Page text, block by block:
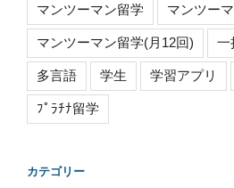
マンツーマン留学 マンツー
マンツーマン留学(月12回) 一
多言語 学生 学習アプリ
ﾌﾟﾗﾁﾅ留学
カテゴリー